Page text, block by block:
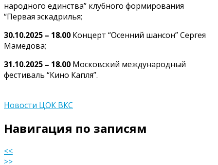
народного единства” клубного формирования
“Первая эскадрилья;
30.10.2025 – 18.00 Концерт “Осенний шансон” Сергея
Мамедова;
31.10.2025 – 18.00 Московский международный
фестиваль “Кино Капля”.
Новости ЦОК ВКС
Навигация по записям
<<
>>